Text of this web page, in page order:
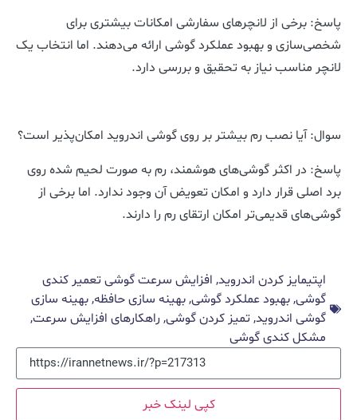
پاسخ: برخی از لانچرهای سفارشی امکانات بیشتری برای
شخصی‌سازی و بهبود عملکرد گوشی ارائه می‌دهند. اما انتخاب یک
لانچر مناسب نیاز به تحقیق و بررسی دارد.
سوال: آیا نصب رم بیشتر بر روی گوشی اندروید امکان‌پذیر است؟
پاسخ: در اکثر گوشی‌های هوشمند، رم به صورت لحیم شده روی
برد اصلی قرار دارد و امکان تعویض آن وجود ندارد. اما برخی از
گوشی‌های قدیمی‌تر امکان ارتقای رم را دارند.
اپتیمایز کردن اندروید,افزایش سرعت گوشی تعمیر کندی
گوشی,بهبود عملکرد گوشی,بهینه سازی حافظه,بهینه سازی
گوشی اندروید,تمیز کردن گوشی,راهکارهای افزایش سرعت,
مشکل کندی گوشی
کپی لینک خبر